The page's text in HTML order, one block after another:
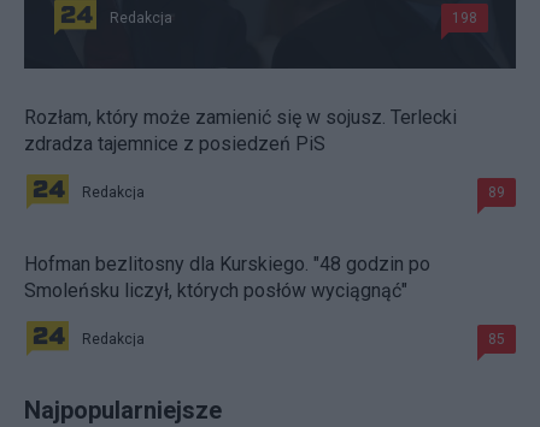
Redakcja 198
Rozłam, który może zamienić się w sojusz. Terlecki
zdradza tajemnice z posiedzeń PiS
Redakcja 89
Hofman bezlitosny dla Kurskiego. "48 godzin po
Smoleńsku liczył, których posłów wyciągnąć"
Redakcja 85
Najpopularniejsze